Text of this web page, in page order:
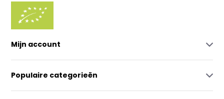
Mijn account
Populaire categorieën